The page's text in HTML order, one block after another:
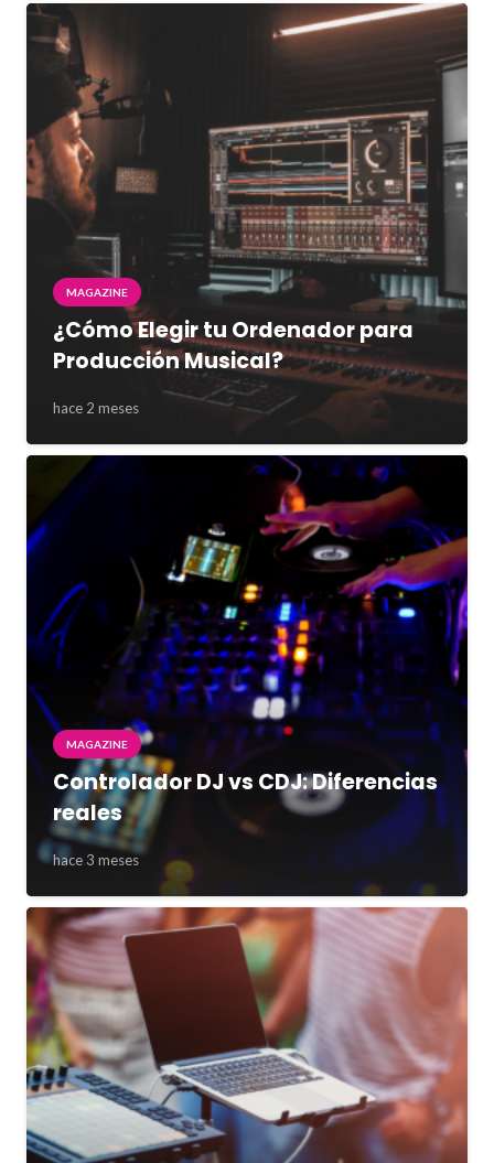
MAGAZINE
¿Cómo Elegir tu Ordenador para
Producción Musical?
hace 2 meses
MAGAZINE
Controlador DJ vs CDJ: Diferencias
reales
hace 3 meses